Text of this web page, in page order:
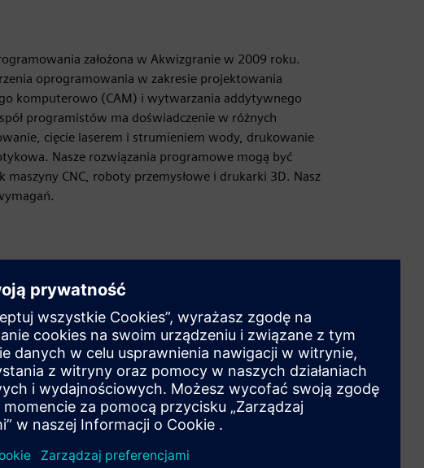
założona w Akwizgranie w 2009 roku.
oprogramowania w zakresie projektowania
komputerowo (CAM) i wytwarzania addytywnego
programistów ma doświadczenie w różnych
cięcie laserem i strumieniem wody, drukowanie
Nasze rozwiązania programowe mogą być
CNC, roboty przemysłowe i drukarki 3D. Nasz
lub buduje na bazie produktu/rozwiązania
Xcelerator poprzez tworzenie nowego produktu
nowe rozwiązanie dla klienta poprzez
produktu Siemens Xcelerator z produktem